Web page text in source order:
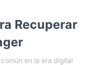
Recuperar
en la era digital